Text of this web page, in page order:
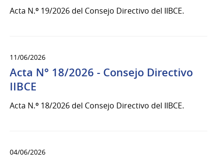
Acta N.º 19/2026 del Consejo Directivo del IIBCE.
11/06/2026
Acta N° 18/2026 - Consejo Directivo
IIBCE
Acta N.º 18/2026 del Consejo Directivo del IIBCE.
04/06/2026